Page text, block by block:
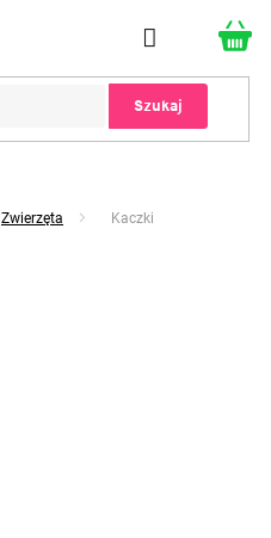
Szukaj
Zwierzęta Kaczki